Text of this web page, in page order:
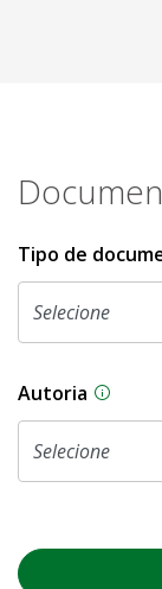
Tipo de
Autoria As